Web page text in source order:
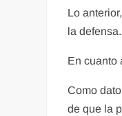
Lo
la defensa.
En cuanto
Como
de que la